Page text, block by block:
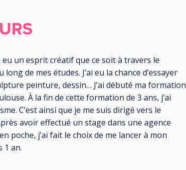
un esprit créatif que ce soit à travers le
de mes études. J’ai eu la chance d’essayer
peinture, dessin… J’ai débuté ma formation
À la fin de cette formation de 3 ans, j’ai
C’est ainsi que je me suis dirigé vers le
avoir effectué un stage dans une agence
poche, j’ai fait le choix de me lancer à mon
1 an.